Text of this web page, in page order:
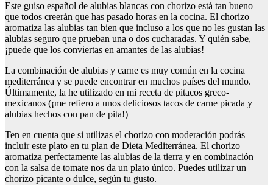
Este guiso español de alubias blancas con chorizo está tan bueno
que todos creerán que has pasado horas en la cocina. El chorizo
aromatiza las alubias tan bien que incluso a los que no les gustan las
alubias seguro que prueban una o dos cucharadas. Y quién sabe,
¡puede que los conviertas en amantes de las alubias!
La combinación de alubias y carne es muy común en la cocina
mediterránea y se puede encontrar en muchos países del mundo.
Últimamente, la he utilizado en mi receta de pitacos greco-
mexicanos (¡me refiero a unos deliciosos tacos de carne picada y
alubias hechos con pan de pita!)
Ten en cuenta que si utilizas el chorizo con moderación podrás
incluir este plato en tu plan de Dieta Mediterránea. El chorizo
aromatiza perfectamente las alubias de la tierra y en combinación
con la salsa de tomate nos da un plato único. Puedes utilizar un
chorizo picante o dulce, según tu gusto.